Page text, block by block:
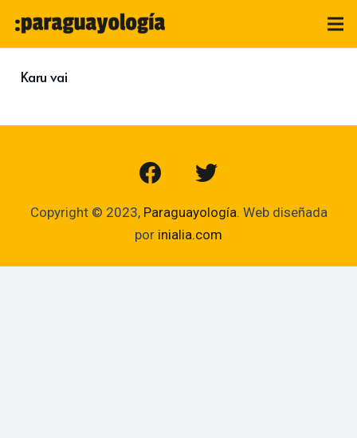
Karu vai
Copyright © 2023, Paraguayología. Web diseñada
por inialia.com